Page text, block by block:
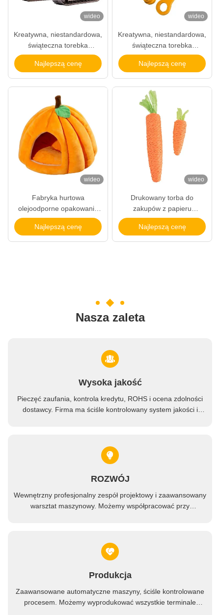
wideo
Kreatywna, niestandardowa,
świąteczna torebka
prezentów z papieru z
własnym logo.
Najlepszą cenę
wideo
Kreatywna, niestandardowa,
świąteczna torebka
prezentów z papieru z
własnym logo.
Najlepszą cenę
wideo
Fabryka hurtowa
olejoodporne opakowanie
żywności torba chleba
zapiekany zewnętrzny
sprzedawca dolna torba z
Najlepszą cenę
wideo
Drukowany torba do
zakupów z papieru
podarunkowego
Najlepszą cenę
Nasza zaleta
Wysoka jakość
Pieczęć zaufania, kontrola kredytu, ROHS i ocena zdolności
dostawcy. Firma ma ściśle kontrolowany system jakości i
ROZWÓJ
Wewnętrzny profesjonalny zespół projektowy i zaawansowany
warsztat maszynowy. Możemy współpracować przy
Produkcja
Zaawansowane automatyczne maszyny, ściśle kontrolowane
procesem. Możemy wyprodukować wszystkie terminale